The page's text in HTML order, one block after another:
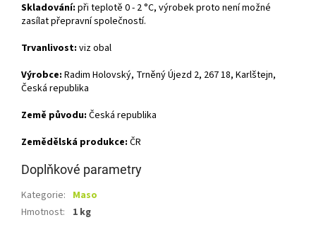
Skladování: při teplotě 0 - 2 °C, výrobek proto není možné
zasílat přepravní společností.
Trvanlivost: viz obal
Výrobce: Radim Holovský, Trněný Újezd 2, 267 18, Karlštejn,
Česká republika
Země původu: Česká republika
Zemědělská produkce: ČR
Doplňkové parametry
Kategorie: Maso
Hmotnost: 1 kg